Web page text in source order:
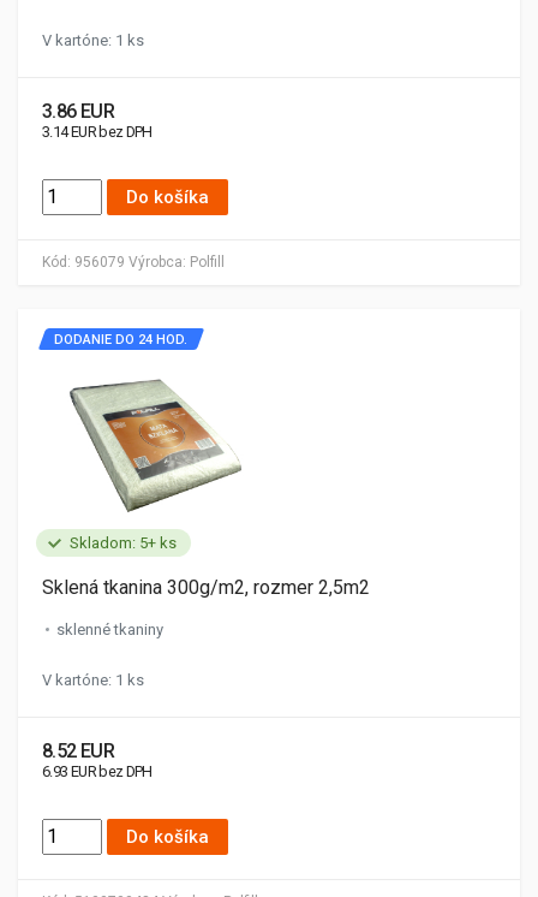
Kód: 956079 Výrobca: Polfill
V kartóne: 1 ks
3.86 EUR
3.14 EUR bez DPH
Do košíka
Skladom: 5+ ks
DODANIE DO 24 HOD.
Sklená tkanina 300g/m2, rozmer 2,5m2
sklenné tkaniny
V kartóne: 1 ks
8.52 EUR
6.93 EUR bez DPH
Do košíka